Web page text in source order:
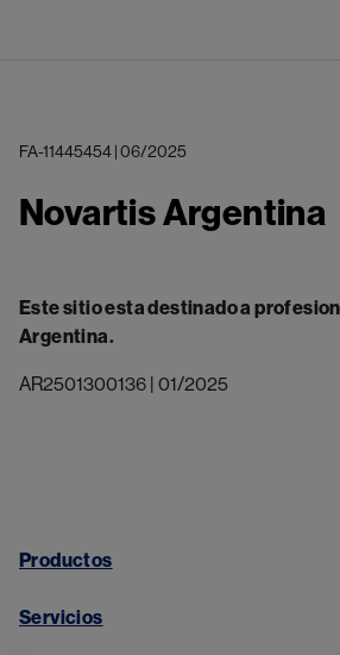
FA-11445454 | 06/2025
Novartis Argentina
Este sitio esta destinado a
Argentina.
AR2501300136 | 01/2025
Productos
Servicios